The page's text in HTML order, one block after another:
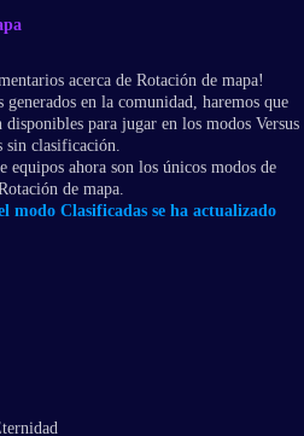
acerca de Rotación de mapa!
generados en la comunidad, haremos que
disponibles para jugar en los modos Versus
clasificación.
ahora son los únicos modos de
de mapa.
modo Clasificadas se ha actualizado